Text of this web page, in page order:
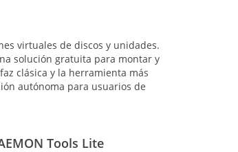
virtuales de discos y unidades.
solución gratuita para montar y
clásica y la herramienta más
autónoma para usuarios de
Tools Lite